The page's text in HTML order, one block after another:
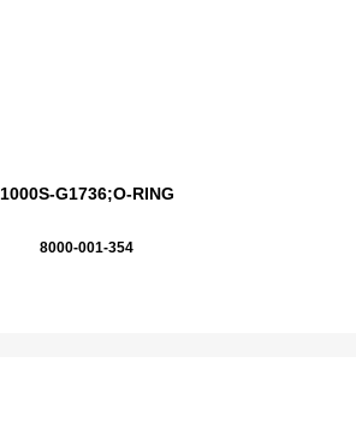
1000S-G1736;O-RING
8000-001-354